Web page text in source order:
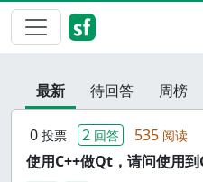
最新 待回答 周榜
0 投票 2 回答 535 阅读
使用C++做Qt，请问使用